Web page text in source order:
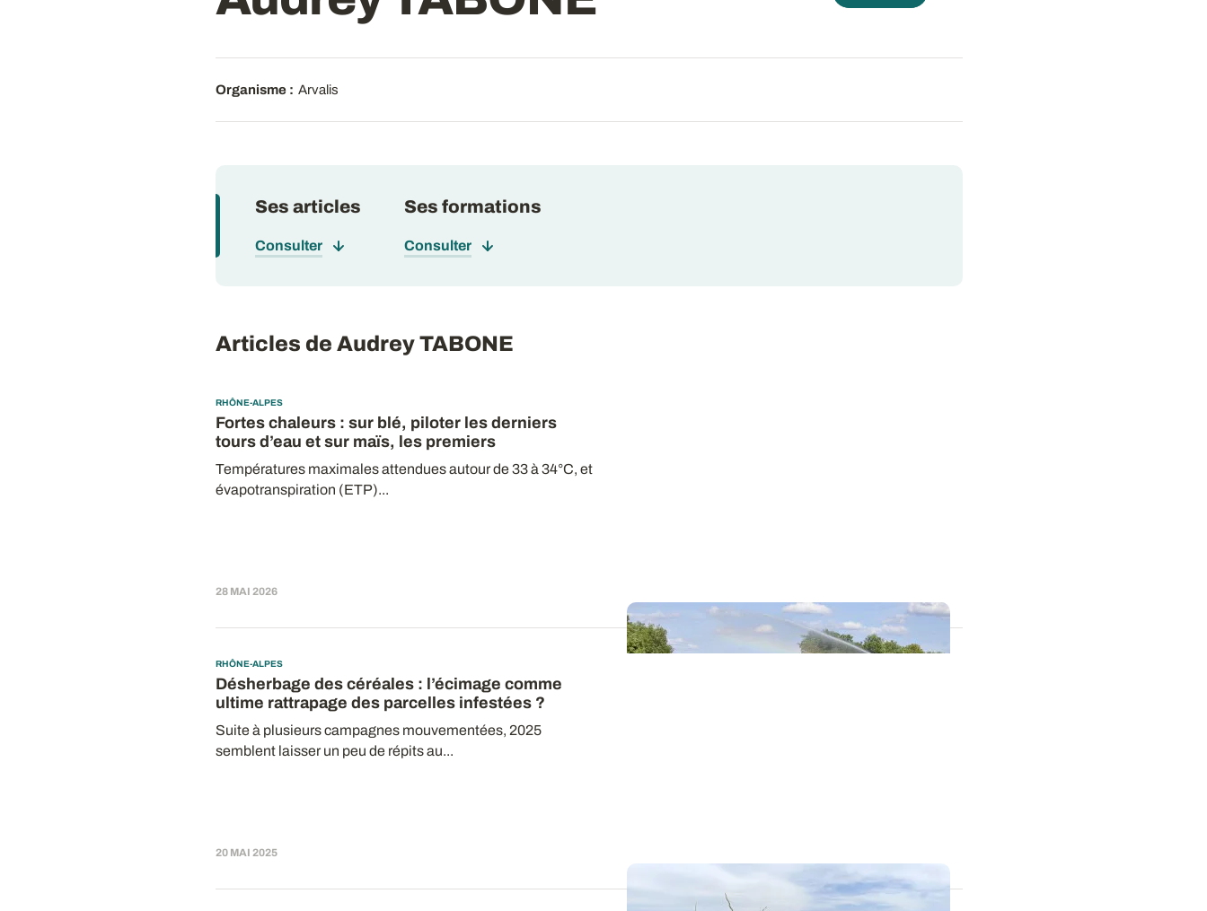
Organisme : Arvalis
Ses articles
Consulter
Ses formations
Consulter
Articles de Audrey TABONE
RHÔNE-ALPES
Fortes chaleurs : sur blé, piloter les derniers
tours d’eau et sur maïs, les premiers
Températures maximales attendues autour de 33 à 34°C, et
évapotranspiration (ETP)...
28 MAI 2026
RHÔNE-ALPES
Désherbage des céréales : l’écimage comme
ultime rattrapage des parcelles infestées ?
Suite à plusieurs campagnes mouvementées, 2025
semblent laisser un peu de répits au...
20 MAI 2025